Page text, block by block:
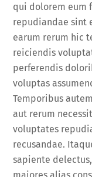
qui dolorem eum
repudiandae sint
earum rerum hic
reiciendis
perferendis
voluptas
Temporibus
aut rerum
voluptates
recusandae.
sapiente